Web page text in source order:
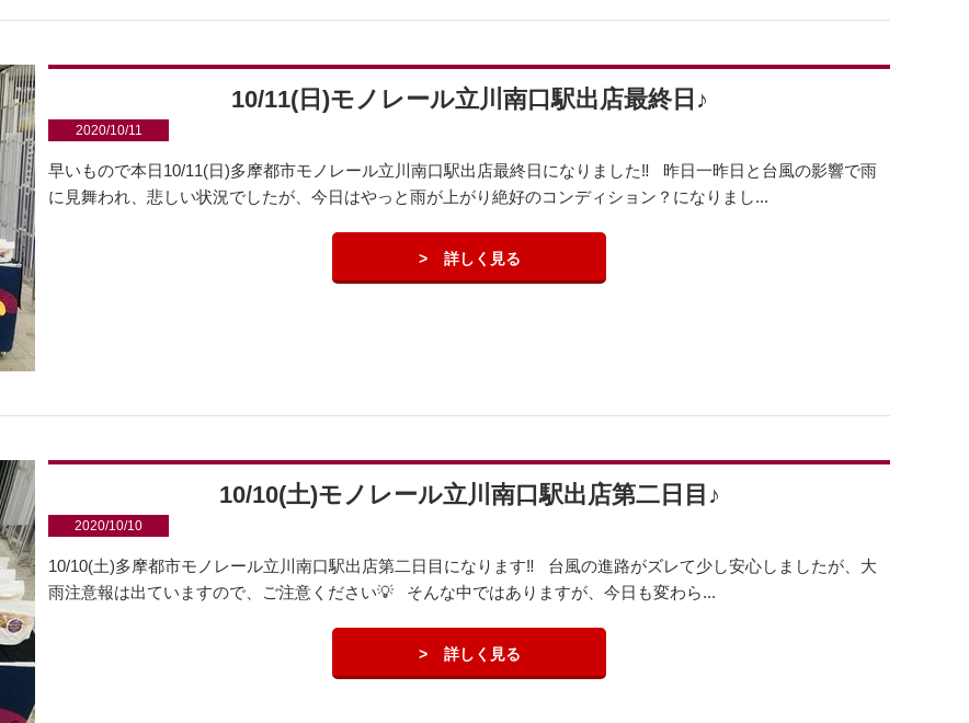
10/11(日)モノレール立川南口駅出店最終日♪
2020/10/11
早いもので本日10/11(日)多摩都市モノレール立川南口駅出店最終日になりました‼️ 昨日一昨日と台風の影響で雨
に見舞われ、悲しい状況でしたが、今日はやっと雨が上がり絶好のコンディション？になりまし...
詳しく見る
10/10(土)モノレール立川南口駅出店第二日目♪
2020/10/10
10/10(土)多摩都市モノレール立川南口駅出店第二日目になります‼️ 台風の進路がズレて少し安心しましたが、大
雨注意報は出ていますので、ご注意ください💡 そんな中ではありますが、今日も変わら...
詳しく見る